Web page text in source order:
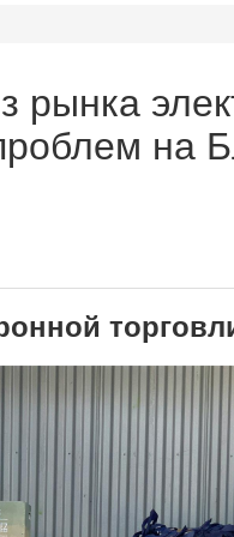
рынка
на